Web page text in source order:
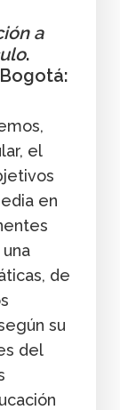
a
.
el
en
de
su
del